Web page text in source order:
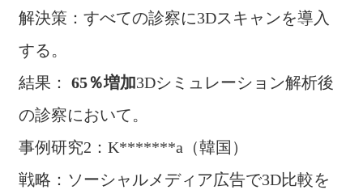
解決策：すべての診察に3Dスキャンを導入
する。
結果： 65％増加3Dシミュレーション解析後
の診察において。
事例研究2：K*******a（韓国）
戦略：ソーシャルメディア広告で3D比較を